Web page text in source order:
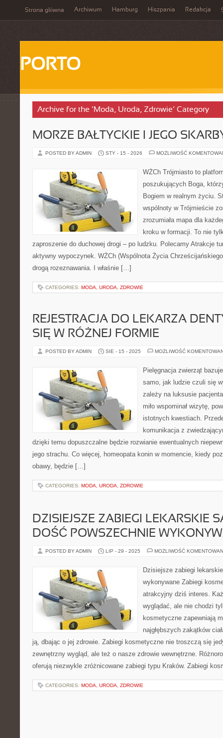
Strona główna Archiwum Hamburg Hiszpania Redakcja
PORTO
Archive for the ‘Moda, Uroda, Zdrowie’ Category
MORZE BAŁTYCKIE I JEGO
POSTED BY ADMIN STY - 15 - 2026 MOŻLIWOŚĆ
WŻCh Trójmiasto to
poszukujących Boga,
Bogiem w realnym życiu.
wspólnoty w Trójmieście
zrozumiała mapa dla
kroku w formacji. To nie
zaproszenie do duchowej drogi – po ludzku. Polecamy Atrakcje
aktywny wypoczynek. WŻCh (Wspólnota Życia
drogą rozeznawania. I właśnie […]
CATEGORIES: MODA, URODA, ZDROWIE
REJESTRACJA DO LEKARZA
SIĘ W RÓŻNEJ FORMIE
POSTED BY ADMIN SIE - 15 - 2025 MOŻLIWOŚĆ
Pielęgnacja zwierząt
samo, jak ludzie czuli się
zależy na luksusie
miło wspominał wizytę,
istotnych kwestiach.
komunikacja z
dzięki temu dopuszczalne będzie rozwianie ewentualnych
jego strachu. Co więcej, homeopata konin w momencie, kiedy
obawy, będzie […]
CATEGORIES: MODA, URODA, ZDROWIE
DZISIEJSZE ZABIEGI LEKARSKIE
DOŚĆ POWSZECHNIE
POSTED BY ADMIN LIP - 29 - 2025 MOŻLIWOŚĆ
Dzisiejsze zabiegi
wykonywane Zabiegi
atrakcyjny dziś interes.
wyglądać, ale nie chodzi
kosmetyczne zapewniają
najgłębszych zakątków
ją, dbając o jej zdrowie. Zabiegi kosmetyczne nie troszczą się
zewnętrzny wygląd, ale też o nasze zdrowie wewnętrzne.
oferują niezwykle zróżnicowane zabiegi typu Kraków. Zabiegi
CATEGORIES: MODA, URODA, ZDROWIE